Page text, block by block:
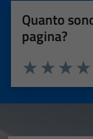
Quanto
pagina?
Valuta
Valuta 2
Valuta 1 stelle